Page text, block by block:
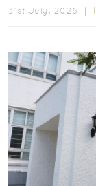
31st July, 2026 ｜